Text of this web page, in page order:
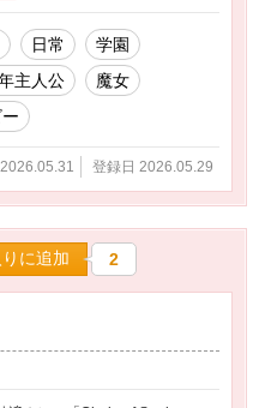
日常
学園
主人公
魔女
登録日 2026.05.29
に追加 2